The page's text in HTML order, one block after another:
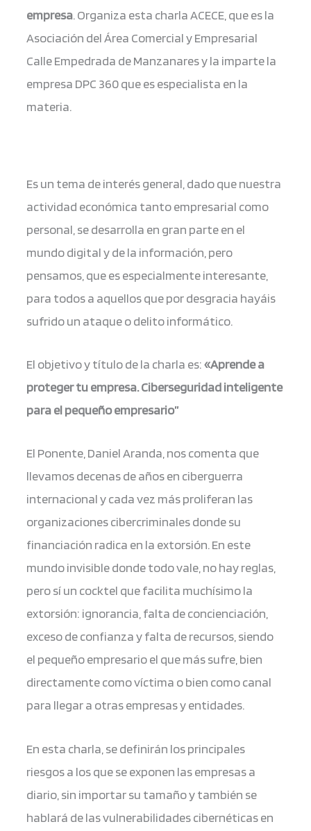
empresa. Organiza esta charla ACECE, que es la
Asociación del Área Comercial y Empresarial
Calle Empedrada de Manzanares y la imparte la
empresa DPC 360 que es especialista en la
materia.
Es un tema de interés general, dado que nuestra
actividad económica tanto empresarial como
personal, se desarrolla en gran parte en el
mundo digital y de la información, pero
pensamos, que es especialmente interesante,
para todos a aquellos que por desgracia hayáis
sufrido un ataque o delito informático.
El objetivo y título de la charla es:«Aprende a
proteger tu empresa. Ciberseguridad inteligente
para el pequeño empresario”
El Ponente, Daniel Aranda, nos comenta que
llevamos decenas de años en ciberguerra
internacional y cada vez más proliferan las
organizaciones cibercriminales donde su
financiación radica en la extorsión. En este
mundo invisible donde todo vale, no hay reglas,
pero sí un cocktel que facilita muchísimo la
extorsión: ignorancia, falta de concienciación,
exceso de confianza y falta de recursos, siendo
el pequeño empresario el que más sufre, bien
directamente como víctima o bien como canal
para llegar a otras empresas y entidades.
En esta charla, se definirán los principales
riesgos a los que se exponen las empresas a
diario, sin importar su tamaño y también se
hablará de las vulnerabilidades cibernéticas en